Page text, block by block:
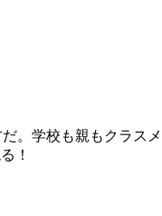
。学校も親もクラ
！